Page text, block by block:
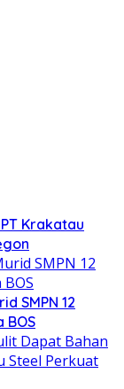
Krakatau
SMPN 12
BOS